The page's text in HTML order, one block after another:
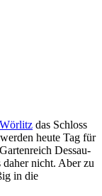
das Schloss
heute Tag für
Dessau-
nicht. Aber zu
in die